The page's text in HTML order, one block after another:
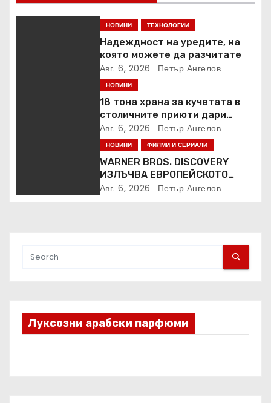
НОВИНИ ТЕХНОЛОГИИ
Надеждност на уредите, на
която можете да разчитате
Авг. 6, 2026 Петър Ангелов
НОВИНИ
18 тона храна за кучетата в
столичните приюти дари
Kaufland за година и половина
Авг. 6, 2026 Петър Ангелов
НОВИНИ ФИЛМИ И СЕРИАЛИ
WARNER BROS. DISCOVERY
ИЗЛЪЧВА ЕВРОПЕЙСКОТО
ПЪРВЕНСТВО ПО ЛЕКА
Авг. 6, 2026 Петър Ангелов
Луксозни арабски парфюми